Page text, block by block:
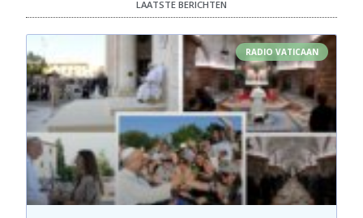
LAATSTE BERICHTEN
RADIO VATICAAN